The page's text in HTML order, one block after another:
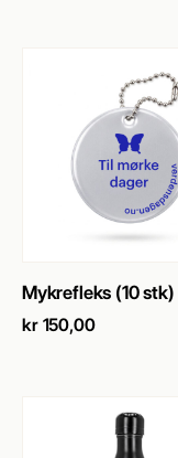
SE PRODUKT→
Mykrefleks (10 stk)
kr150,00